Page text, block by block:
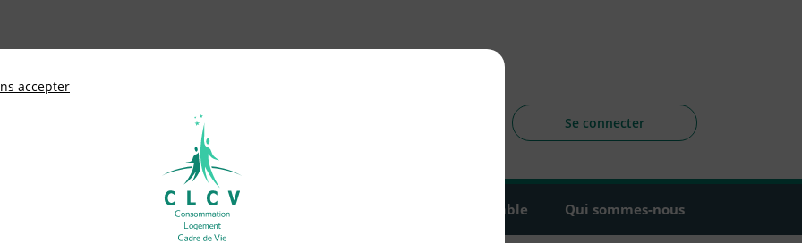
de défense des consommateurs et usagers
Se connecter
Environnement / Santé Agir ensemble Qui sommes-nous
accepter